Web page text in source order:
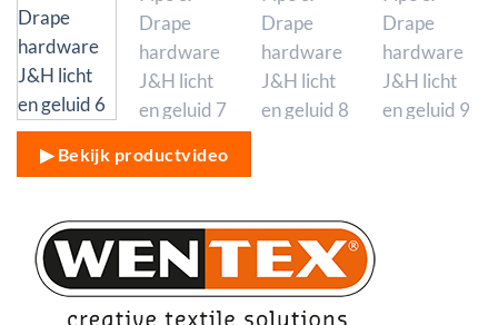
▶ Bekijk productvideo